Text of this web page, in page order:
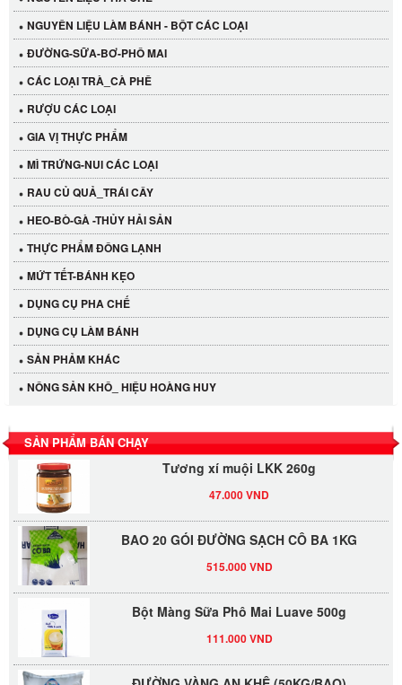
NGUYÊN LIỆU LÀM BÁNH - BỘT CÁC LOẠI
ĐƯỜNG-SỮA-BƠ-PHÔ MAI
CÁC LOẠI TRÀ_CÀ PHÊ
RƯỢU CÁC LOẠI
GIA VỊ THỰC PHẨM
MÌ TRỨNG-NUI CÁC LOẠI
RAU CỦ QUẢ_TRÁI CÂY
HEO-BÒ-GÀ -THỦY HẢI SẢN
THỰC PHẨM ĐÔNG LẠNH
MỨT TẾT-BÁNH KẸO
DỤNG CỤ PHA CHẾ
DỤNG CỤ LÀM BÁNH
SẢN PHẢM KHÁC
NÔNG SẢN KHÔ_ HIỆU HOÀNG HUY
SẢN PHẨM BÁN CHẠY
Cần Tây Đà Lạt
40.000 VND
LỐC 12 HỦ Tương xí muội LKK 260g
Tương xí muội LKK 260g
BAO 20 GÓI ĐƯỜNG SẠCH CÔ BA 1KG
Bột Màng Sữa Phô Mai Luave 500g
ĐƯỜNG VÀNG AN KHÊ (50KG/BAO)